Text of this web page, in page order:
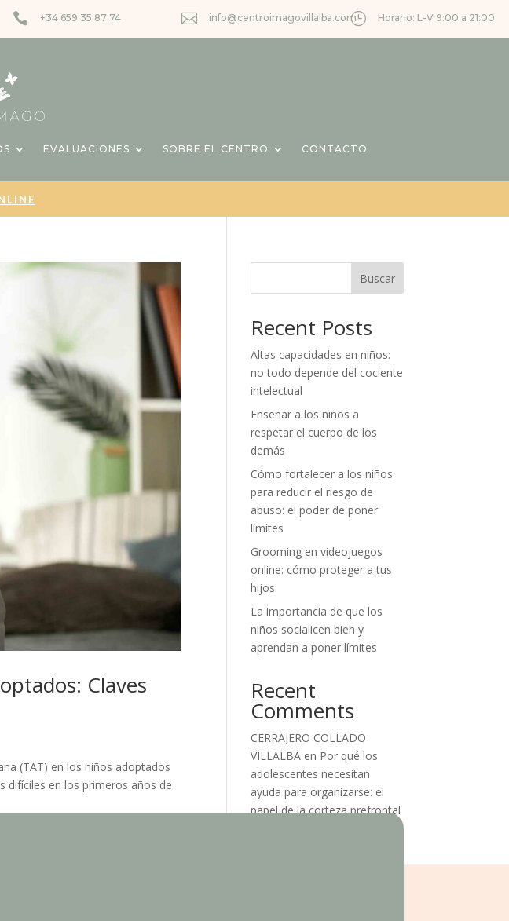
 +34 659 35 87 74  info@centroimagovillalba.com} Horario: L-V 9:00 a 21:00
EVALUACIONES SOBRE EL CENTRO CONTACTO
Claves
(TAT) en los niños adoptados
difíciles en los primeros años de
Buscar
Recent Posts
Altas capacidades en niños:
no todo depende del cociente
intelectual
Enseñar a los niños a
respetar el cuerpo de los
demás
Cómo fortalecer a los niños
para reducir el riesgo de
abuso: el poder de poner
límites
Grooming en videojuegos
online: cómo proteger a tus
hijos
La importancia de que los
niños socialicen bien y
aprendan a poner límites
Recent
Comments
CERRAJERO COLLADO
VILLALBA en Por qué los
adolescentes necesitan
ayuda para organizarse: el
papel de la corteza prefrontal